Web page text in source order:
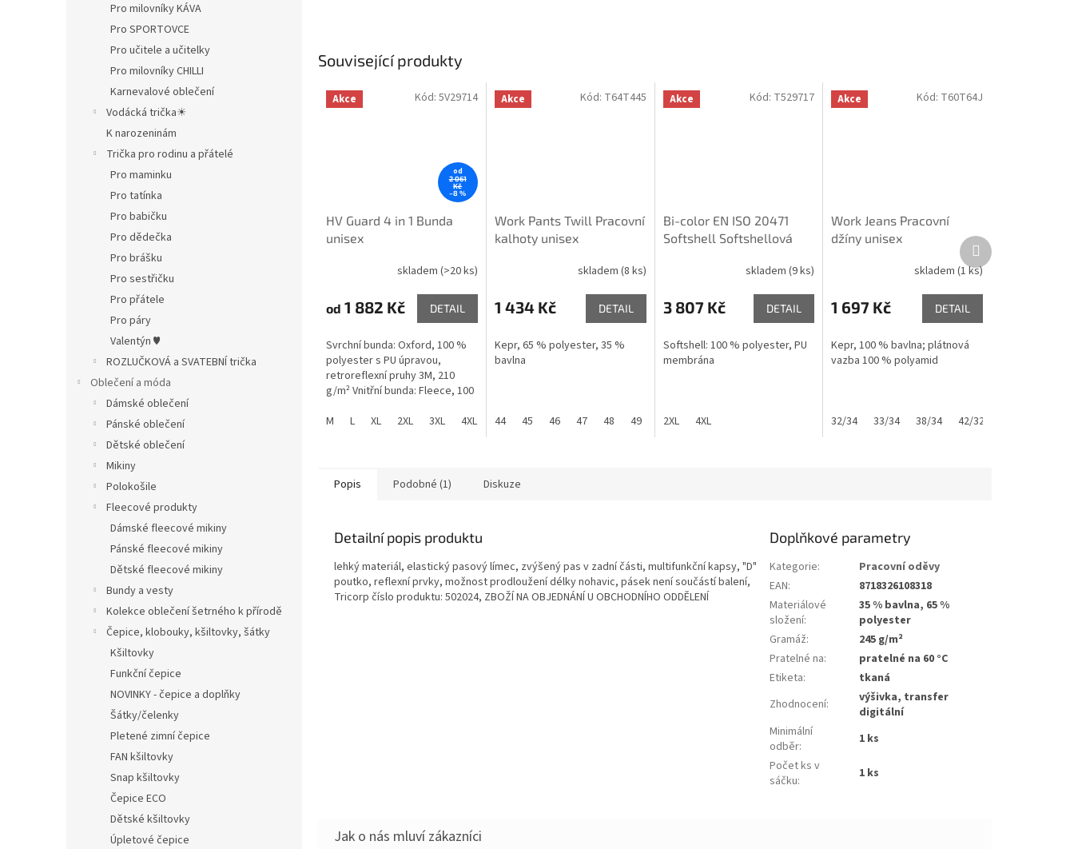
Pro milovníky KÁVA
Pro SPORTOVCE
Pro učitele a učitelky
Pro milovníky CHILLI
Karnevalové oblečení
Vodácká trička☀
K narozeninám
Trička pro rodinu a přátelé
Pro maminku
Pro tatínka
Pro babičku
Pro dědečka
Pro brášku
Pro sestřičku
Pro přátele
Pro páry
Valentýn ♥
ROZLUČKOVÁ a SVATEBNÍ trička
Oblečení a móda
Dámské oblečení
Pánské oblečení
Dětské oblečení
Mikiny
Polokošile
Fleecové produkty
Dámské fleecové mikiny
Pánské fleecové mikiny
Dětské fleecové mikiny
Bundy a vesty
Kolekce oblečení šetrného k přírodě
Čepice, klobouky, kšiltovky, šátky
Kšiltovky
Funkční čepice
NOVINKY - čepice a doplňky
Šátky/čelenky
Pletené zimní čepice
FAN kšiltovky
Snap kšiltovky
Čepice ECO
Dětské kšiltovky
Úpletové čepice
Související produkty
Akce
od
2 061
Kč
–8 %
HV Guard 4 in 1 Bunda
unisex
skladem (>20 ks)
od 1 882 Kč DETAIL
Svrchní bunda: Oxford, 100 %
polyester s PU úpravou,
retroreflexní pruhy 3M, 210
g/m² Vnitřní bunda: Fleece, 100
úprava z obou stran,
M L XL 2XL 3XL 4XL
Kód: 5V29714 Akce
Work Pants Twill Pracovní
kalhoty unisex
skladem (8 ks)
1 434 Kč DETAIL
Kepr, 65 % polyester, 35 %
bavlna
44 45 46 47 48 49 50 51 56 58 60
Kód: T64T445 Akce
Bi-color EN ISO 20471
Softshell Softshellová
skladem(9 ks)
3 807 Kč DETAIL
Softshell: 100 % polyester, PU
membrána
2XL 4XL
Kód: T529717 Akce
Work Jeans Pracovní
džíny unisex
skladem (1 ks)
1 697 Kč DETAIL
Kepr, 100 % bavlna; plátnová
vazba 100 % polyamid
32/34 33/34 38/34 42/32
Kód: T60T64J
Další
produkt
Popis Podobné (1) Diskuze
Detailní popis produktu
lehký materiál, elastický pasový límec, zvýšený pas v zadní části, multifunkční kapsy, "D"
poutko, reflexní prvky, možnost prodloužení délky nohavic, pásek není součástí balení,
Tricorp číslo produktu: 502024, ZBOŽÍ NA OBJEDNÁNÍ U OBCHODNÍHO ODDĚLENÍ
Doplňkové parametry
Kategorie:
Pracovní oděvy
EAN:
8718326108318
Materiálové
složení:
35 % bavlna, 65 %
polyester
Gramáž:
245 g/m²
Pratelné na:
pratelné na 60 °C
Etiketa:
tkaná
Zhodnocení:
výšivka, transfer
digitální
Minimální
odběr:
1 ks
Počet ks v
sáčku: 1 ks